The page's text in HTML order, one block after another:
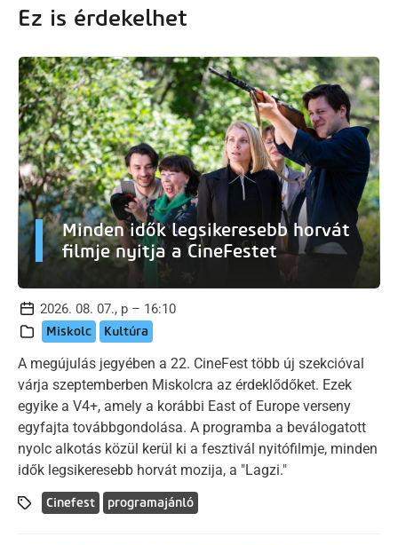
Ez is érdekelhet
Minden idők legsikeresebb horvát
filmje nyitja a CineFestet
2026. 08. 07., p – 16:10
Miskolc Kultúra
A megújulás jegyében a 22. CineFest több új szekcióval
várja szeptemberben Miskolcra az érdeklődőket. Ezek
egyike a V4+, amely a korábbi East of Europe verseny
egyfajta továbbgondolása. A programba a beválogatott
nyolc alkotás közül kerül ki a fesztivál nyitófilmje, minden
idők legsikeresebb horvát mozija, a "Lagzi."
Cinefest programajánló